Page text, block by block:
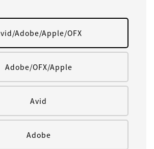
Adobe/Apple/OFX
Adobe/OFX/Apple
Avid
Adobe